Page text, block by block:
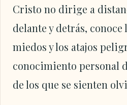
Cristo no dirige a
delante y detrás, conoce
miedos y los atajos
conocimiento personal
de los que se sienten